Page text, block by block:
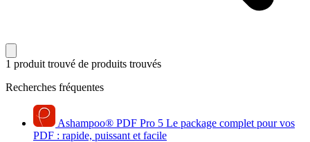
1 produit trouvé de produits trouvés
Recherches fréquentes
Ashampoo® PDF Pro 5 Le package complet pour vos
PDF : rapide, puissant et facile